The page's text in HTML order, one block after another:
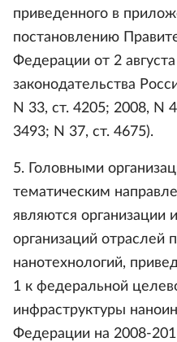
приведенного в
постановлению
Федерации от 2
законодательства
N 33, ст. 4205; 2008, N
3493; N 37, ст. 4675).
5. Головными
тематическим
являются организации
организаций отраслей
нанотехнологий,
1 к федеральной
инфраструктуры
Федерации на 2008-